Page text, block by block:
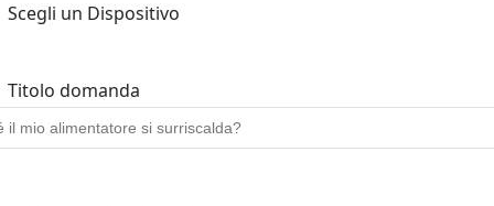
Scegli un Dispositivo
Titolo domanda